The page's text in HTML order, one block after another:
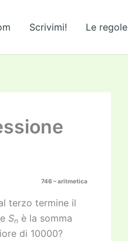
Scrivimi! Le regole
746 – aritmetica
terzo termine il
Sn è la somma
di 10000?